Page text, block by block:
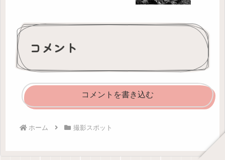
コメント
コメントを書き込む
ホーム 撮影スポット